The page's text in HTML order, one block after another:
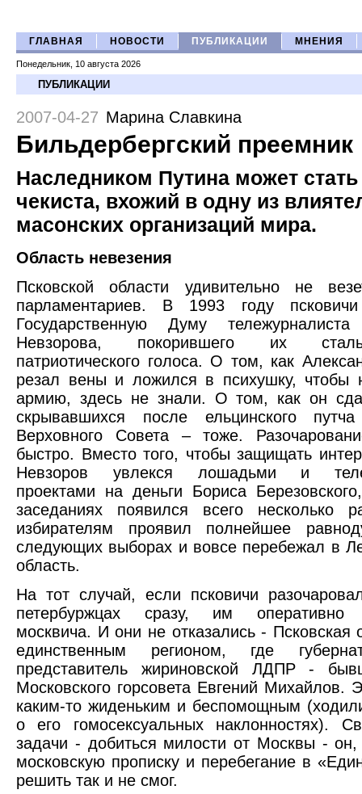
ГЛАВНАЯ НОВОСТИ ПУБЛИКАЦИИ МНЕНИЯ
Понедельник, 10 августа 2026
ПУБЛИКАЦИИ
2007-04-27 Марина Славкина
Бильдербергский преемник
Наследником Путина может
чекиста, вхожий в одну из
масонских организаций мира.
Область невезения
Псковской области удивительно не
парламентариев. В 1993 году
Государственную Думу тележурналиста
Невзорова, покорившего их
патриотического голоса. О том, как
резал вены и ложился в психушку, чтобы
армию, здесь не знали. О том, как он
скрывавшихся после ельцинского
Верховного Совета – тоже.
быстро. Вместо того, чтобы защищать
Невзоров увлекся лошадьми и
проектами на деньги Бориса
заседаниях появился всего несколько
избирателям проявил полнейшее
следующих выборах и вовсе перебежал в
область.
На тот случай, если псковичи
петербуржцах сразу, им оперативно
москвича. И они не отказались - Псковская
единственным регионом, где
представитель жириновской ЛДПР -
Московского горсовета Евгений Михайлов.
каким-то жиденьким и беспомощным
о его гомосексуальных наклонностях).
задачи - добиться милости от Москвы -
московскую прописку и перебегание в
решить так и не смог.